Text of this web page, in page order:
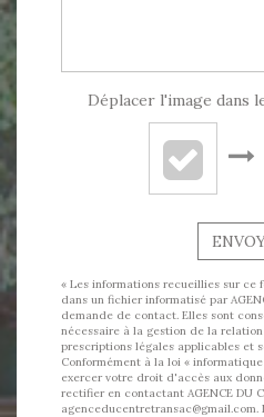
Déplacer l'image dans
« Les informations recueillies sur ce
dans un fichier informatisé par
demande de contact. Elles sont
nécessaire à la gestion de la
prescriptions légales applicables et
Conformément à la loi «
exercer votre droit d'accès aux
rectifier en contactant AGENCE DU
agenceducentretransac@gmail.com.